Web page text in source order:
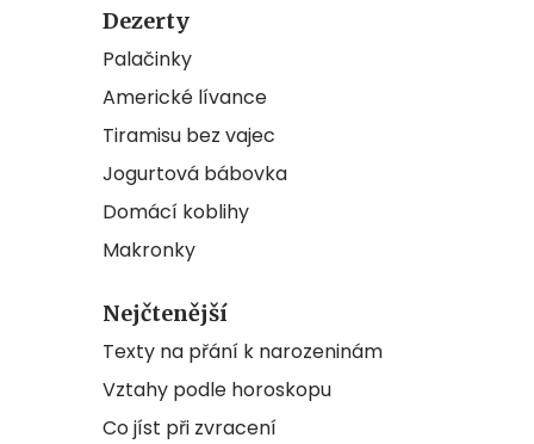
Dezerty
Palačinky
Americké lívance
Tiramisu bez vajec
Jogurtová bábovka
Domácí koblihy
Makronky
Nejčtenější
Texty na přání k narozeninám
Vztahy podle horoskopu
Co jíst při zvracení